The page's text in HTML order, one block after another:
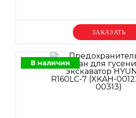
Уточняйте цену
В наличии